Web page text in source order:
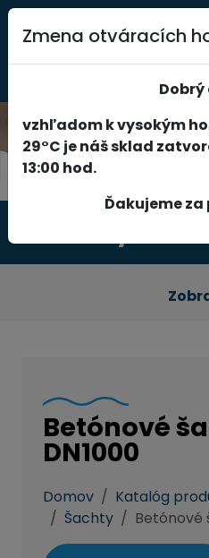
Betónové
DN1000
Domov Katalóg
Šachty
Betónové
Zmena otváracích
Dobrý
vzhľadom k vysokým
29°C je náš sklad
13:00 hod.
Ďakujeme